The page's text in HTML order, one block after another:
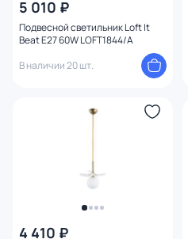
5 010 ₽
Подвесной светильник Loft It
Beat E27 60W LOFT1844/A
В наличии 20 шт.
4 410 ₽